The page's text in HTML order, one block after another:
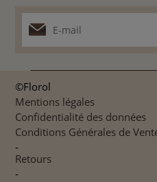
©Florol
Mentions légales
Confidentialité des données
Conditions Générales de
-
Retours
-